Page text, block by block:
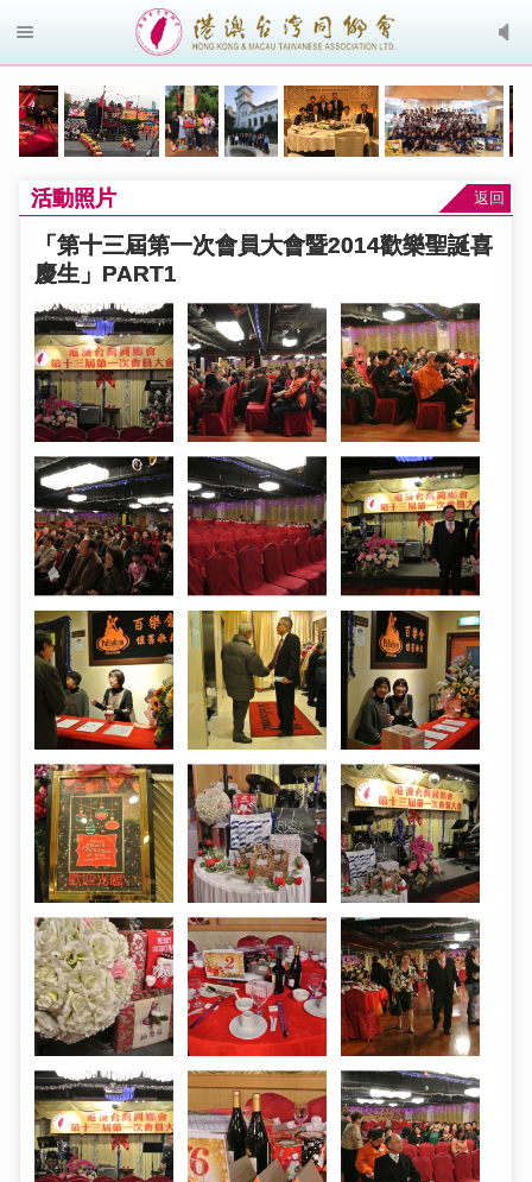
活動照片 返回
「第十三屆第一次會員大會暨2014歡樂聖誕喜
慶生」PART1